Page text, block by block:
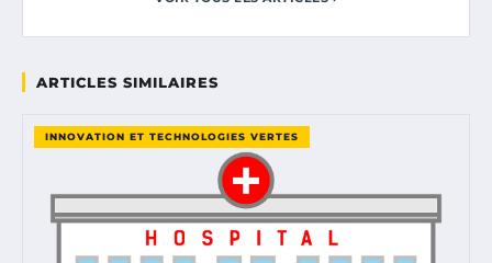
ARTICLES SIMILAIRES
INNOVATION ET TECHNOLOGIES VERTES